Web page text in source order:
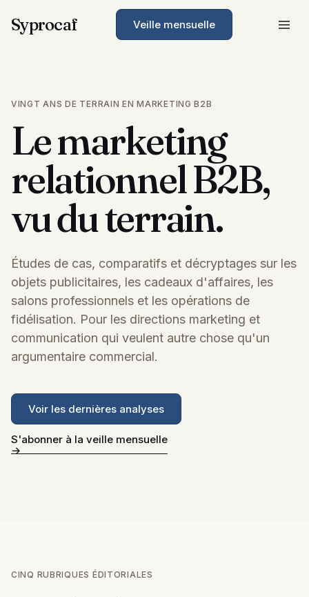
Syprocaf Veille mensuelle
VINGT ANS DE TERRAIN EN MARKETING B2B
Le marketing
relationnel B2B,
vu du terrain.
Études de cas, comparatifs et décryptages sur les
objets publicitaires, les cadeaux d'affaires, les
salons professionnels et les opérations de
fidélisation. Pour les directions marketing et
communication qui veulent autre chose qu'un
argumentaire commercial.
Voir les dernières analyses
S'abonner à la veille mensuelle
CINQ RUBRIQUES ÉDITORIALES